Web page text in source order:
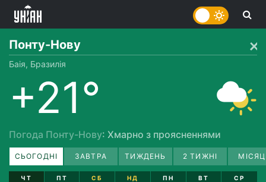
Понту-Нову
Баія, Бразилія
+21°
Погода Понту-Нову: Хмарно з проясненнями
СЬОГОДНІ ЗАВТРА ТИЖДЕНЬ 2 ТИЖНІ
ЧТ
ПТ
СБ
НД
ПН
ВТ
СР